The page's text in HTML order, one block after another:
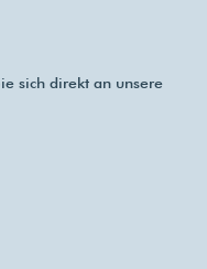
sich direkt an unsere